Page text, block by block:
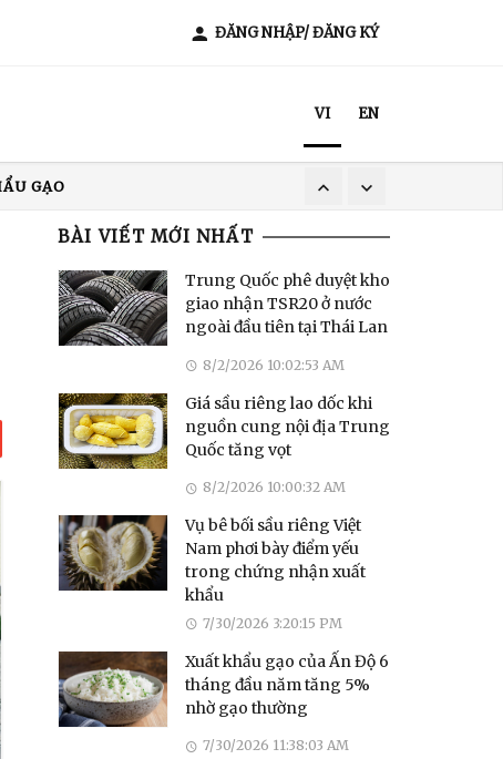
ĐĂNG NHẬP/ ĐĂNG KÝ
VI EN
XUẤT KHẨU CÀ PHÊ
BÀI VIẾT MỚI NHẤT
Trung Quốc phê duyệt kho
giao nhận TSR20 ở nước
ngoài đầu tiên tại Thái Lan
8/2/2026 10:02:53 AM
Giá sầu riêng lao dốc khi
nguồn cung nội địa Trung
Quốc tăng vọt
8/2/2026 10:00:32 AM
Vụ bê bối sầu riêng Việt
Nam phơi bày điểm yếu
trong chứng nhận xuất
khẩu
7/30/2026 3:20:15 PM
Xuất khẩu gạo của Ấn Độ 6
tháng đầu năm tăng 5%
nhờ gạo thường
7/30/2026 11:38:03 AM